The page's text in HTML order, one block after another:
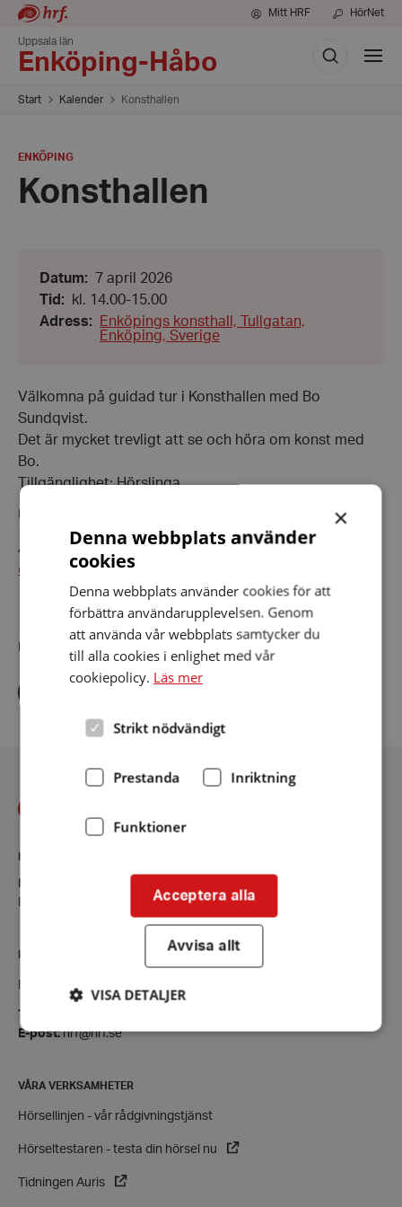
Mitt HRF HörNet
Uppsala län
Enköping-Håbo
Sök
Visa
meny
Start Kalender Konsthallen
PLATS:
ENKÖPING
Konsthallen
Datum: Datum:
7
april
2026
7 april 2026
Tid :
Från:
14.00
kl. 14.00-15.00
Adress:
Enköpings konsthall, Tullgatan,
Enköping, Sverige
Välkomna på guidad tur i Konsthallen med Bo
Sundqvist.
Det är mycket trevligt att se och höra om konst med
Bo.
Tillgänglighet: Hörslinga
Utställare: Cecilia Larsson
Anmälan: tel 073 237 6315, e-post
enkoping.habo@hrf.se
Dela artikeln i sociala medier
via
facebook
Dela
Dela
Hörselskadades Riksförbund (HRF)
Tel:
E-post: hrf@hrf.se
VÅRA VERKSAMHETER
Hörsellinjen - vår rådgivningstjänst
Hörseltestaren - testa din hörsel nu
Tidningen Auris
×
Denna webbplats använder
cookies
Denna webbplats använder cookies för att
förbättra användarupplevelsen. Genom
att använda vår webbplats samtycker du
till alla cookies i enlighet med vår
cookiepolicy. Läs mer
Strikt nödvändigt
Prestanda Inriktning
Funktioner
Acceptera alla
Avvisa allt
VISA DETALJER
kärnwebbplatsfunktioner som användarinloggning
och kontohantering. Webbplatsen kan inte
användas ordentligt utan strikt nödvändiga cookies.